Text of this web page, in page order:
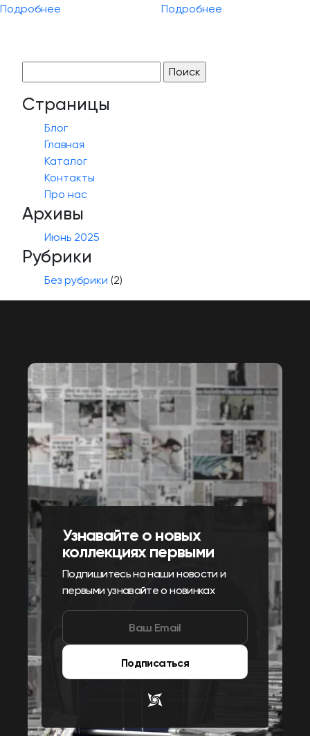
Подробнее Подробнее
Страницы
Блог
Главная
Каталог
Контакты
Про нас
Архивы
Июнь 2025
Рубрики
Без рубрики (2)
Узнавайте о новых
коллекциях первыми
Подпишитесь на наши новости и
первыми узнавайте о новинках
Подписаться